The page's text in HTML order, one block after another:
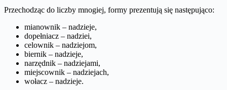
Przechodząc do liczby mnogiej, formy prezentują się następująco:
mianownik – nadzieje,
dopełniacz – nadziei,
celownik – nadziejom,
biernik – nadzieje,
narzędnik – nadziejami,
miejscownik – nadziejach,
wołacz – nadzieje.